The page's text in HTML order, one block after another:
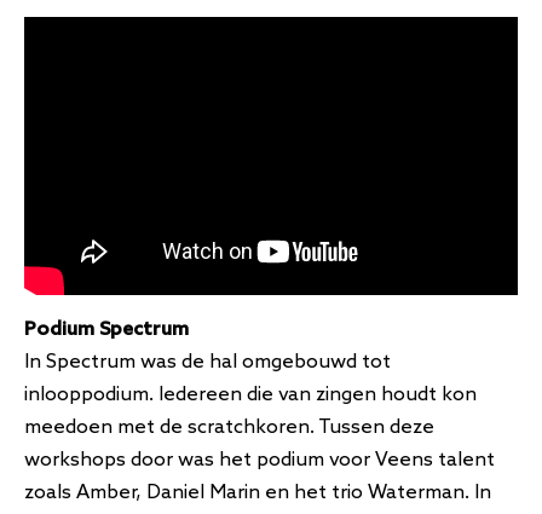
Podium Spectrum
In Spectrum was de hal omgebouwd tot
inlooppodium. Iedereen die van zingen houdt kon
meedoen met de scratchkoren. Tussen deze
workshops door was het podium voor Veens talent
zoals Amber, Daniel Marin en het trio Waterman. In